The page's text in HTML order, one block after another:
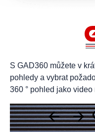
S GAD360 můžete v
pohledy a vybrat
360 ° pohled jako